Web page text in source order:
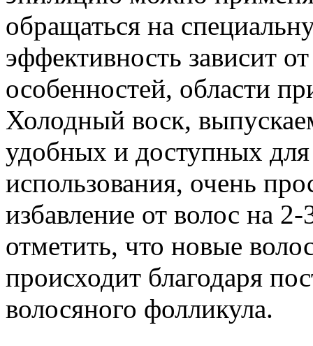
обращаться на
эффективность зависит
особенностей, области
Холодный воск,
удобных и доступных
использования, очень
избавление от волос на
отметить, что новые
происходит благодаря
волосяного фолликула.